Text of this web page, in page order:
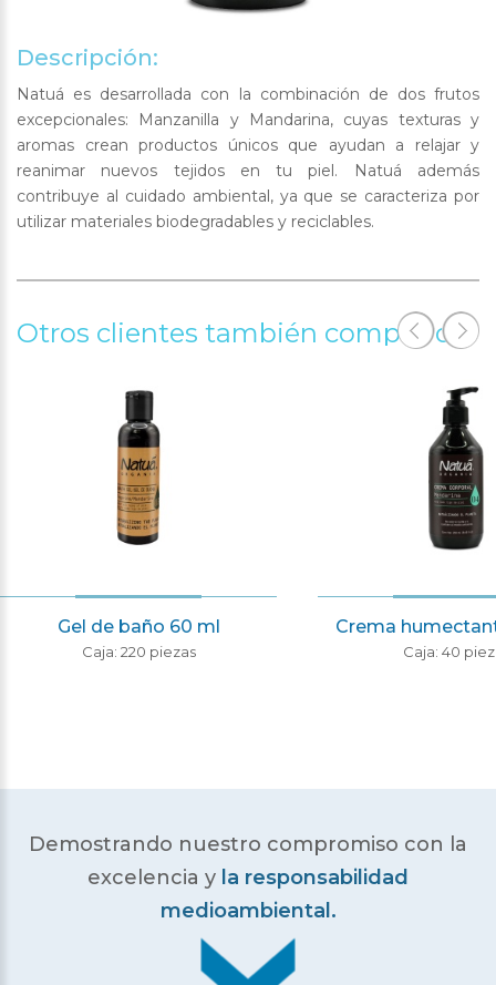
Descripción:
Natuá es desarrollada con la combinación de dos frutos
excepcionales: Manzanilla y Mandarina, cuyas texturas y
aromas crean productos únicos que ayudan a relajar y
reanimar nuevos tejidos en tu piel. Natuá además
contribuye al cuidado ambiental, ya que se caracteriza por
utilizar materiales biodegradables y reciclables.
Otros clientes también compraron
Gel de baño 60 ml
Caja: 220 piezas
Crema
Caja: 40
Demostrando nuestro compromiso con la
excelencia y la responsabilidad
medioambiental.